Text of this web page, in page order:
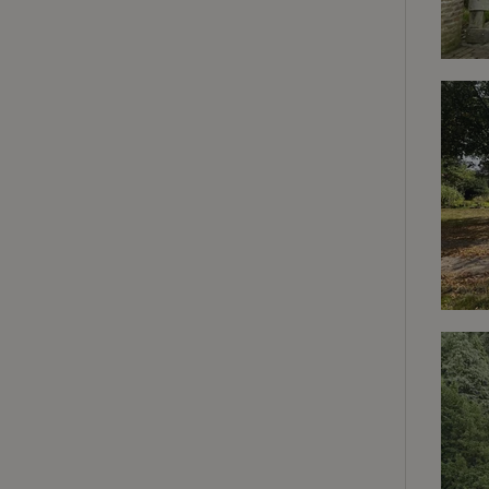
Strikt
accountbeheer.
_tt_enable_cookie
_pinterest_ct_ua